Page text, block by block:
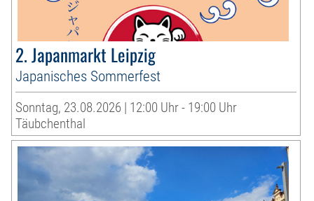
2. Japanmarkt Leipzig
Japanisches Sommerfest
Sonntag, 23.08.2026 | 12:00 Uhr - 19:00 Uhr
Täubchenthal